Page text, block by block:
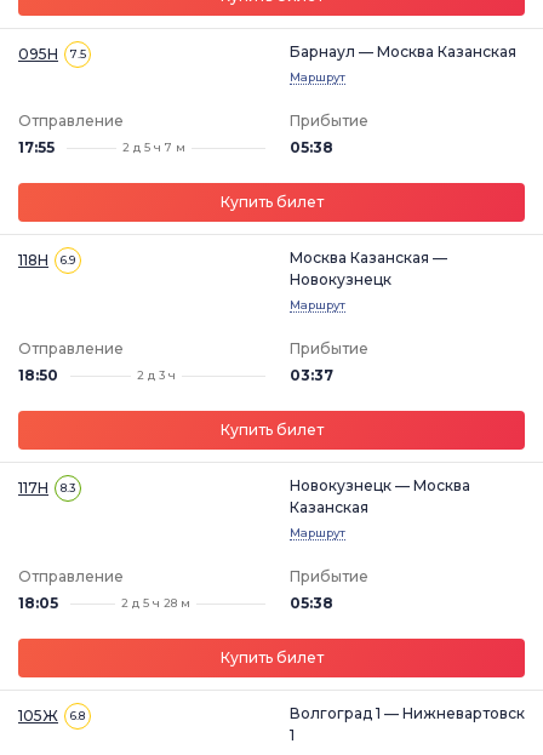
095Н 7.5 Барнаул — Москва Казанская
Маршрут
Отправление
17:55
2 д 5 ч 7 м
Прибытие
05:38
Купить билет
118Н 6.9
Москва Казанская —
Новокузнецк
Маршрут
Отправление
18:50
2 д 3 ч
Прибытие
03:37
Купить билет
117Н 8.3
Новокузнецк — Москва
Казанская
Маршрут
Отправление
18:05
2 д 5 ч 28 м
Прибытие
05:38
Купить билет
105Ж 6.8
Волгоград 1 — Нижневартовск
1